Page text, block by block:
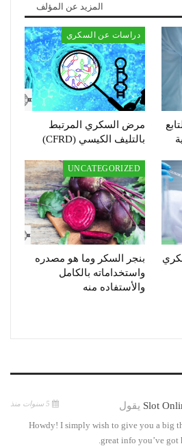
المزيد عن المؤلف
دراسات عن السكري
مرض السكري المرتبط
بالتليف الكيسي (CFRD)
UNCATEGORIZED
بنجر السكر وما هو مصدره
واستخداماته بالكامل
والأستفاده منه
Slot يقول
Howdy! I simply wish to give you a big
great info you’ve got